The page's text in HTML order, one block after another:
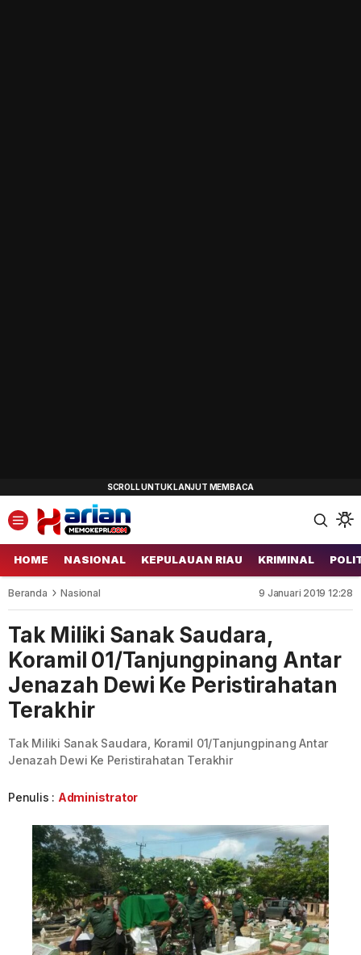
HOME NASIONAL KEPULAUAN RIAU KRIMINAL
Beranda Nasional 9 Januari 2019 12:28
Tak Miliki Sanak Saudara,
Koramil 01/Tanjungpinang Antar
Jenazah Dewi Ke Peristirahatan
Terakhir
Tak Miliki Sanak Saudara, Koramil 01/Tanjungpinang Antar
Jenazah Dewi Ke Peristirahatan Terakhir
Penulis : Administrator